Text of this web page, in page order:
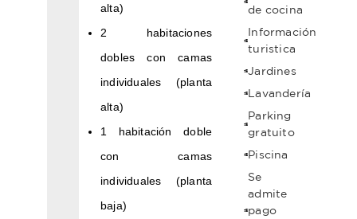
alta)
2 habitaciones
dobles con camas
individuales (planta
alta)
1 habitación doble
con camas
individuales (planta
baja)
de cocina
Información
turistica
Jardines
Lavandería
Parking
gratuito
Piscina
Se
admite
pago